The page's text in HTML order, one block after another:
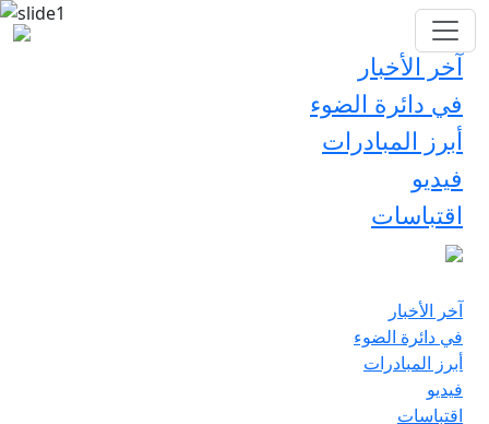
آخر الأخبار
في دائرة الضوء
أبرز المبادرات
فيديو
اقتباسات
آخر الأخبار
في دائرة الضوء
أبرز المبادرات
فيديو
اقتباسات